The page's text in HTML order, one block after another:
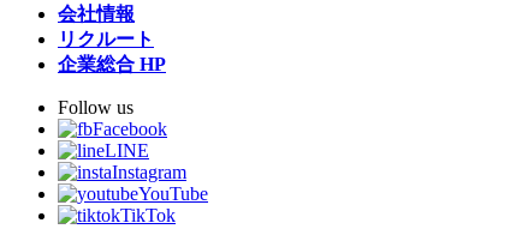
会社情報
リクルート
企業総合 HP
Follow us
Facebook
LINE
Instagram
YouTube
TikTok